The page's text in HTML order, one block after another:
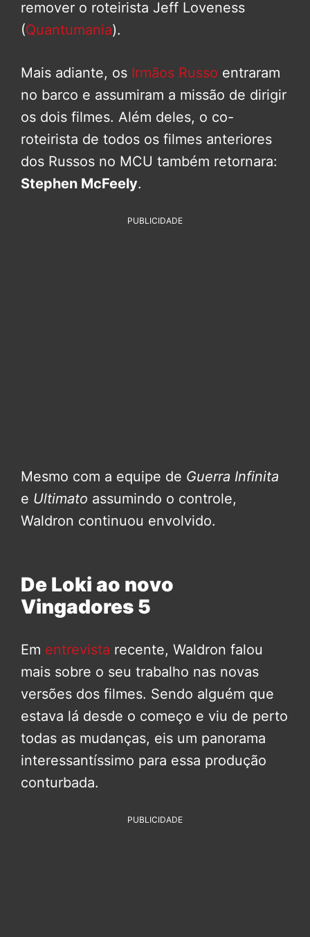
remover o roteirista Jeff Loveness
(Quantumania).
Mais adiante, os Irmãos Russo entraram
no barco e assumiram a missão de dirigir
os dois filmes. Além deles, o co-
roteirista de todos os filmes anteriores
dos Russos no MCU também retornara:
Stephen McFeely.
PUBLICIDADE
Mesmo com a equipe de Guerra Infinita
e Ultimato assumindo o controle,
Waldron continuou envolvido.
De Loki ao novo
Vingadores 5
Em entrevista recente, Waldron falou
mais sobre o seu trabalho nas novas
versões dos filmes. Sendo alguém que
estava lá desde o começo e viu de perto
todas as mudanças, eis um panorama
interessantíssimo para essa produção
conturbada.
PUBLICIDADE